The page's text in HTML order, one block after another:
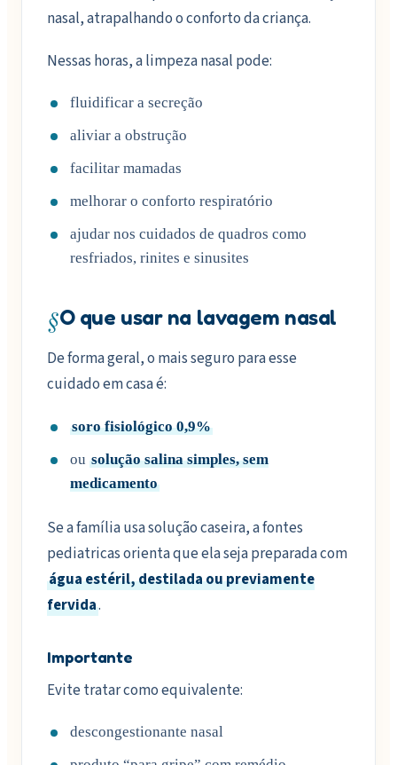
nasal, atrapalhando o conforto da criança.
Nessas horas, a limpeza nasal pode:
fluidificar a secreção
aliviar a obstrução
facilitar mamadas
melhorar o conforto respiratório
ajudar nos cuidados de quadros como
resfriados, rinites e sinusites
§O que usar na lavagem nasal
De forma geral, o mais seguro para esse
cuidado em casa é:
soro fisiológico 0,9%
ou solução salina simples, sem
medicamento
Se a família usa solução caseira, a fontes
pediatricas orienta que ela seja preparada com
água estéril, destilada ou previamente
fervida.
Importante
Evite tratar como equivalente:
descongestionante nasal